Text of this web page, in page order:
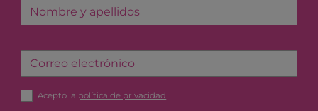
Nombre y apellidos
Correo electrónico
Acepto la política de privacidad